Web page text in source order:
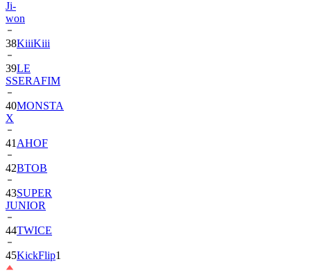
38KiiiKiii
39LE
SSERAFIM
40MONSTA
X
41
42 BTOB
43SUPER
JUNIOR
44TWICE
45KickFlip
46Red
Velvet